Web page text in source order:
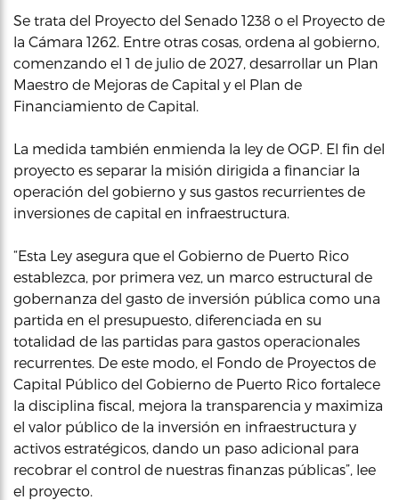
Se trata del Proyecto del Senado 1238 o el Proyecto de
la Cámara 1262. Entre otras cosas, ordena al gobierno,
comenzando el 1 de julio de 2027, desarrollar un Plan
Maestro de Mejoras de Capital y el Plan de
Financiamiento de Capital.
La medida también enmienda la ley de OGP. El fin del
proyecto es separar la misión dirigida a financiar la
operación del gobierno y sus gastos recurrientes de
inversiones de capital en infraestructura.
“Esta Ley asegura que el Gobierno de Puerto Rico
establezca, por primera vez, un marco estructural de
gobernanza del gasto de inversión pública como una
partida en el presupuesto, diferenciada en su
totalidad de las partidas para gastos operacionales
recurrentes. De este modo, el Fondo de Proyectos de
Capital Público del Gobierno de Puerto Rico fortalece
la disciplina fiscal, mejora la transparencia y maximiza
el valor público de la inversión en infraestructura y
activos estratégicos, dando un paso adicional para
recobrar el control de nuestras finanzas públicas”, lee
el proyecto.